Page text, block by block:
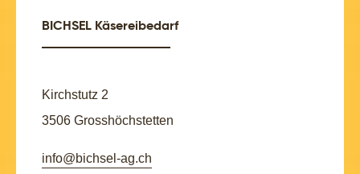
BICHSEL Käsereibedarf
Kirchstutz 2
3506 Grosshöchstetten
info@bichsel-ag.ch